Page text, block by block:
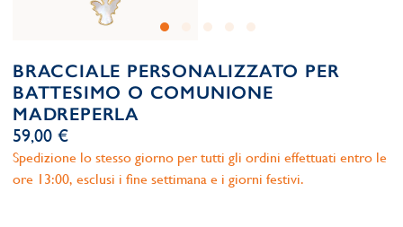
BRACCIALE PERSONALIZZATO PER
BATTESIMO O COMUNIONE
MADREPERLA
59,00 €
Spedizione lo stesso giorno per tutti gli ordini effettuati entro le
ore 13:00, esclusi i fine settimana e i giorni festivi.